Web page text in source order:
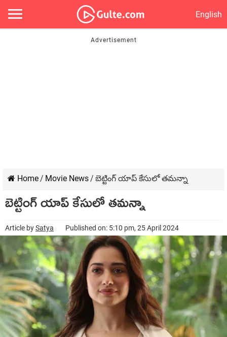
English
Home/ Movie News/ బెట్టింగ్ యాప్ కేసులో తమన్నా
బెట్టింగ్ యాప్ కేసులో తమన్నా
Article bySatya Published on: 5:10 pm, 25 April 2024